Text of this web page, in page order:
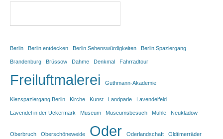
Berlin Berlin entdecken Berlin Sehenswürdigkeiten Berlin Spaziergang
Brandenburg Brüssow Dahme Denkmal Fahrradtour
Freiluftmalerei Guthmann-Akademie
Kiezspaziergang Berlin Kirche Kunst Landparie Lavendelfeld
Lavendel in der Uckermark Museum Museumsbesuch Mühle Neukladow
Oberbruch Oberschöneweide Oder Oderlandschaft Oldtimerräder